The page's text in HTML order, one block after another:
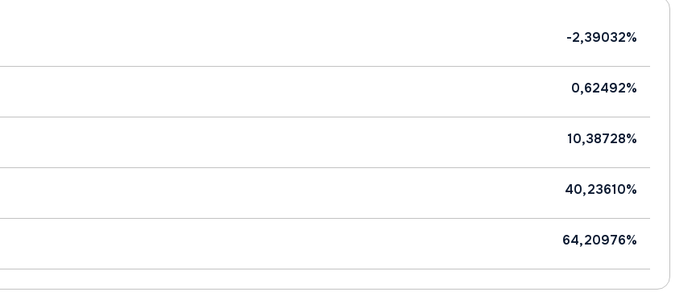
-2,39032%
0,62492%
10,38728%
40,23610%
64,20976%